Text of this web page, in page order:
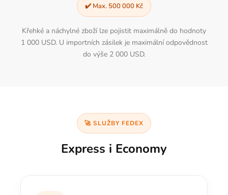
✔️ Max. 500 000 Kč
Křehké a náchylné zboží lze pojistit maximálně do hodnoty
1 000 USD. U importních zásilek je maximální odpovědnost
do výše 2 000 USD.
🚀 SLUŽBY FEDEX
Express i Economy